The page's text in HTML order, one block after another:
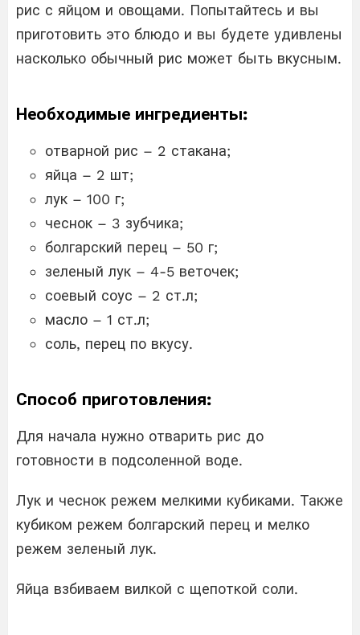
рис с яйцом и овощами. Попытайтесь и вы
приготовить это блюдо и вы будете удивлены
насколько обычный рис может быть вкусным.
Необходимые ингредиенты:
отварной рис – 2 стакана;
яйца – 2 шт;
лук – 100 г;
чеснок – 3 зубчика;
болгарский перец – 50 г;
зеленый лук – 4-5 веточек;
соевый соус – 2 ст.л;
масло – 1 ст.л;
соль, перец по вкусу.
Способ приготовления:
Для начала нужно отварить рис до
готовности в подсоленной воде.
Лук и чеснок режем мелкими кубиками. Также
кубиком режем болгарский перец и мелко
режем зеленый лук.
Яйца взбиваем вилкой с щепоткой соли.